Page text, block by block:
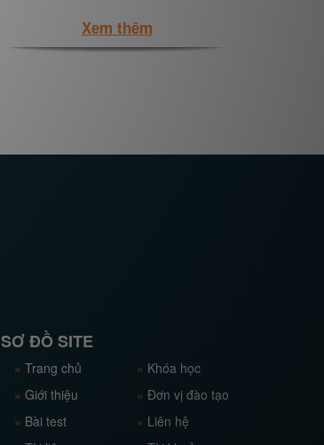
Xem thêm
SƠ ĐỒ SITE
» Trang chủ
» Giới thiệu
» Bài test
» Khóa học
»Đơn vị đào tạo
» Liên hệ